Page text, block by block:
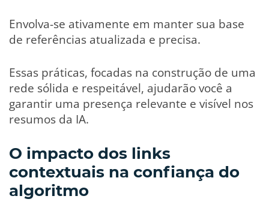
Envolva-se ativamente em manter sua base
de referências atualizada e precisa.
Essas práticas, focadas na construção de uma
rede sólida e respeitável, ajudarão você a
garantir uma presença relevante e visível nos
resumos da IA.
O impacto dos links
contextuais na confiança do
algoritmo